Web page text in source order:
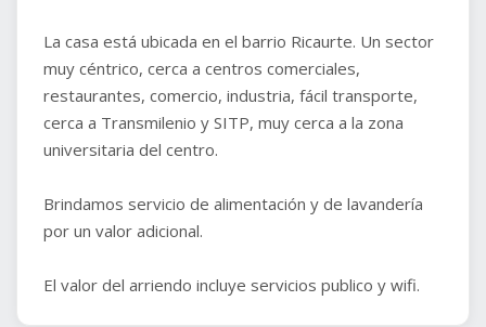
La casa está ubicada en el barrio Ricaurte. Un sector
muy céntrico, cerca a centros comerciales,
restaurantes, comercio, industria, fácil transporte,
cerca a Transmilenio y SITP, muy cerca a la zona
universitaria del centro.
Brindamos servicio de alimentación y de lavandería
por un valor adicional.
El valor del arriendo incluye servicios publico y wifi.